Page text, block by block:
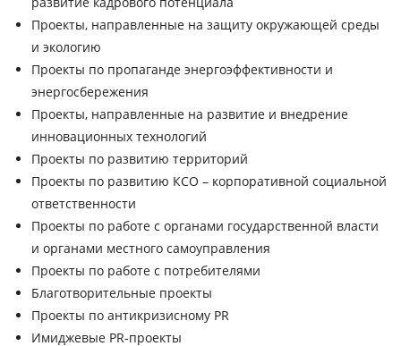
Проекты, направленные на защиту окружающей среды
и экологию
Проекты по пропаганде энергоэффективности и
энергосбережения
Проекты, направленные на развитие и внедрение
инновационных технологий
Проекты по развитию территорий
Проекты по развитию КСО – корпоративной социальной
ответственности
Проекты по работе с органами государственной власти
и органами местного самоуправления
Проекты по работе с потребителями
Благотворительные проекты
Проекты по антикризисному PR
Имиджевые PR-проекты